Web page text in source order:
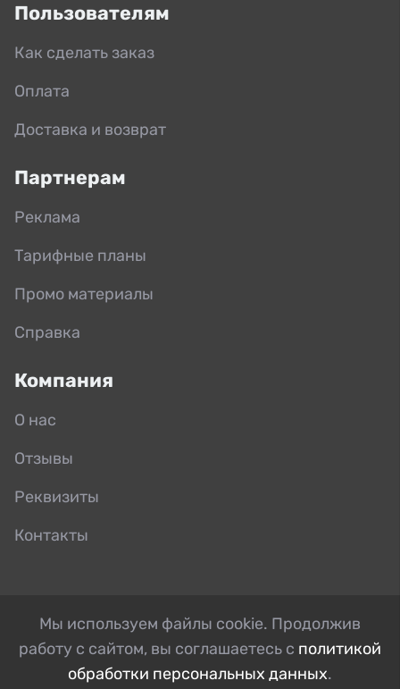
Пользователям
Как сделать заказ
Оплата
Доставка и возврат
Партнерам
Реклама
Тарифные планы
Промо материалы
Справка
Компания
О нас
Отзывы
Реквизиты
Контакты
Мы используем файлы cookie. Продолжив
работу с сайтом, вы соглашаетесь с политикой
обработки персональных данных.